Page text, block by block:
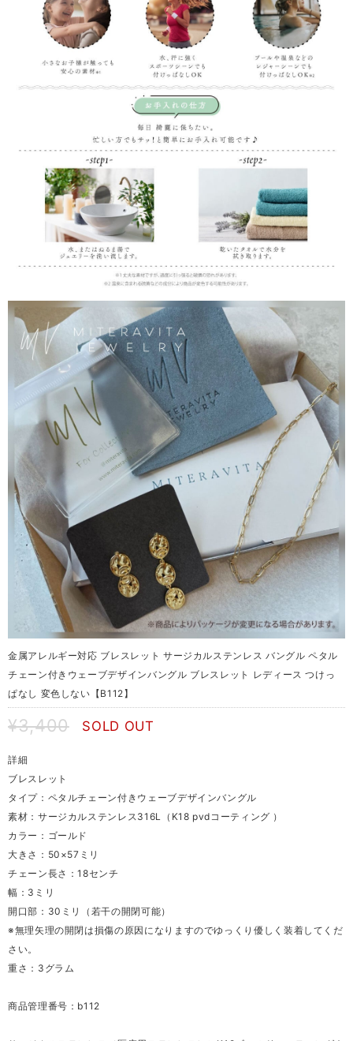
金属アレルギー対応 ブレスレット サージカルステンレス バングル ペタル
チェーン付きウェーブデザインバングル ブレスレット レディース つけっ
ぱなし 変色しない【B112】
¥3,400 SOLD OUT
詳細
ブレスレット
タイプ：ペタルチェーン付きウェーブデザインバングル
素材：サージカルステンレス316L（K18 pvdコーティング ）
カラー：ゴールド
大きさ：50×57ミリ
チェーン長さ：18センチ
幅：3ミリ
開口部：30ミリ（若干の開閉可能）
※無理矢理の開閉は損傷の原因になりますのでゆっくり優しく装着してくだ
さい。
重さ：3グラム
商品管理番号：b112